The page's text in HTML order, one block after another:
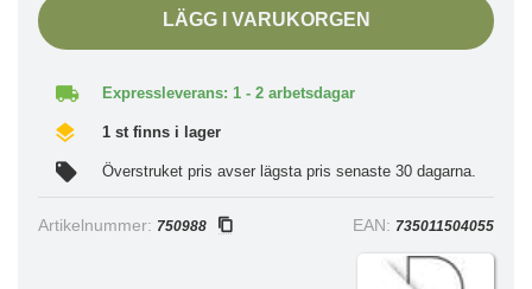
LÄGG I VARUKORGEN
Expressleverans: 1 - 2 arbetsdagar
1 st finns i lager
Överstruket pris avser lägsta pris senaste 30 dagarna.
Artikelnummer: 750988 EAN: 735011504055